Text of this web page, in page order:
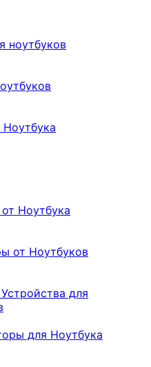
ноутбуков
Ноутбука
от Ноутбуков
для
для Ноутбука